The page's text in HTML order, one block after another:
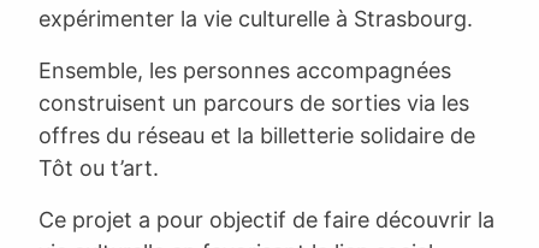
expérimenter la vie culturelle à Strasbourg.
Ensemble, les personnes accompagnées
construisent un parcours de sorties via les
offres du réseau et la billetterie solidaire de
Tôt ou t’art.
Ce projet a pour objectif de faire découvrir la